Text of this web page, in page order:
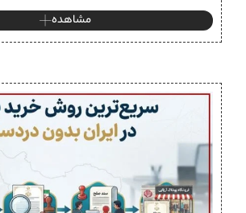
مشاهده